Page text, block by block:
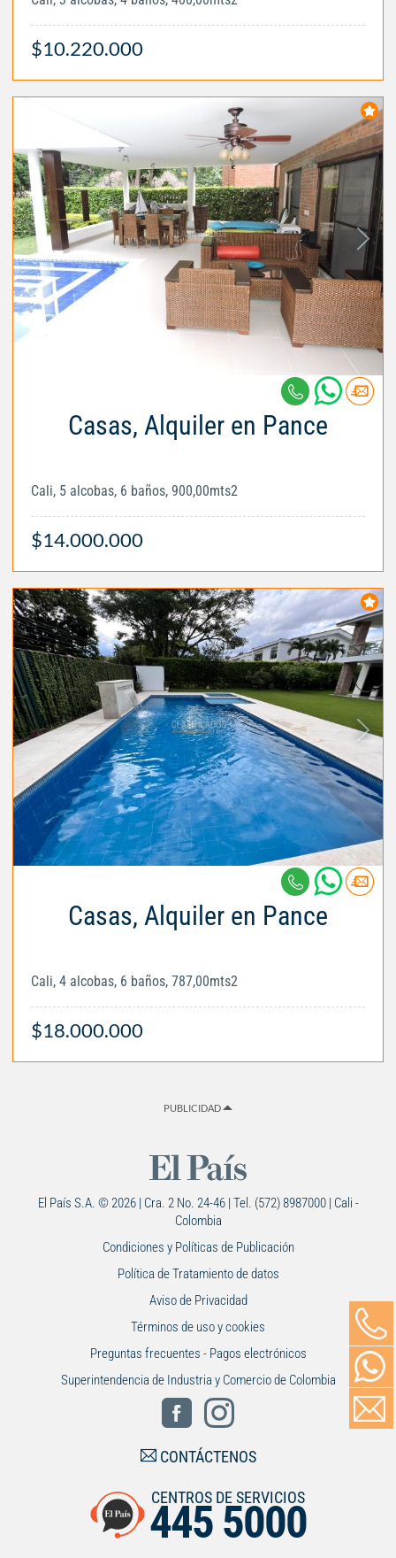
$10.220.000
Casas, Alquiler en Pance
Cali, 5 alcobas, 6 baños, 900,00mts2
$14.000.000
Casas, Alquiler en Pance
Cali, 4 alcobas, 6 baños, 787,00mts2
$18.000.000
PUBLICIDAD
El País S.A. © 2026 | Cra. 2 No. 24-46 | Tel. (572) 8987000 | Cali -
Colombia
Condiciones y Políticas de Publicación
Política de Tratamiento de datos
Aviso de Privacidad
Términos de uso y cookies
Preguntas frecuentes - Pagos electrónicos
Superintendencia de Industria y Comercio de Colombia
CONTÁCTENOS
CENTROS DE SERVICIOS
445 5000